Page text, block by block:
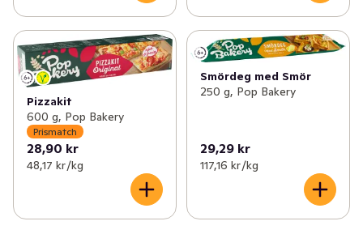
Pizzakit
600 g, Pop Bakery
Prismatch
28,90 kr
48,17 kr /kg
Smördeg med Smör
250 g, Pop Bakery
29,29 kr
117,16 kr /kg